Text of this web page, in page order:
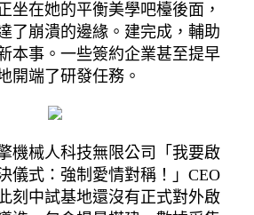
坐在她的平衡美學吧檯後面，
了崩潰的邊緣。建完成，輔助
本事。一些簽約企業甚至提早
開端了研發任務。
機械人科技無限公司「我要啟
儀式：強制愛情對稱！」CEO
刻中試基地還沒有正式對外啟